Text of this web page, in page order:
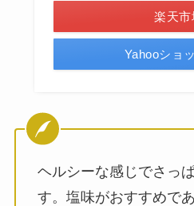
楽天市
Yahooショ
ヘルシーな感じでさっ
す。塩味がおすすめで